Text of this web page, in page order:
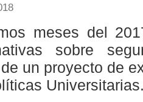
meses del
sobre
un proyecto de